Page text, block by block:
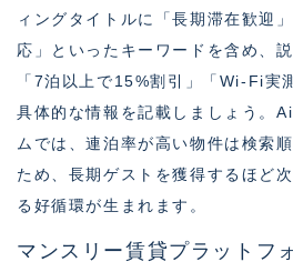
ィングタイトルに「長期滞在歓迎
応」といったキーワードを含め、
「7泊以上で15%割引」「Wi-Fi実
具体的な情報を記載しましょう。
ムでは、連泊率が高い物件は検索
ため、長期ゲストを獲得するほど
る好循環が生まれます。
マンスリー賃貸プラットフ